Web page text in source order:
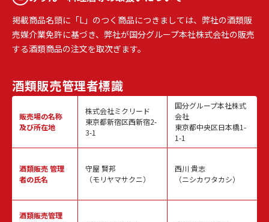
掲載商品名頭に「L」のつく商品につきましては、弊社の酒類販
売媒介業免許に基づき、弊社が国分グループ本社株式会社の販売
する酒類商品の注文を取次ぎます。
酒類販売管理者標識
販売場の名称
及び所在地
酒類販売管理
者の氏名
酒類販売管理
株式会社ミクリード
東京都新宿区西新宿2-
3-1
守屋 賢邦
（モリヤマサクニ）
国分グループ本社株式
会社
東京都中央区日本橋1-
1-1
西川 貴志
（ニシカワタカシ）